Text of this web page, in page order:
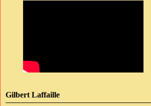
Gilbert Laffaille